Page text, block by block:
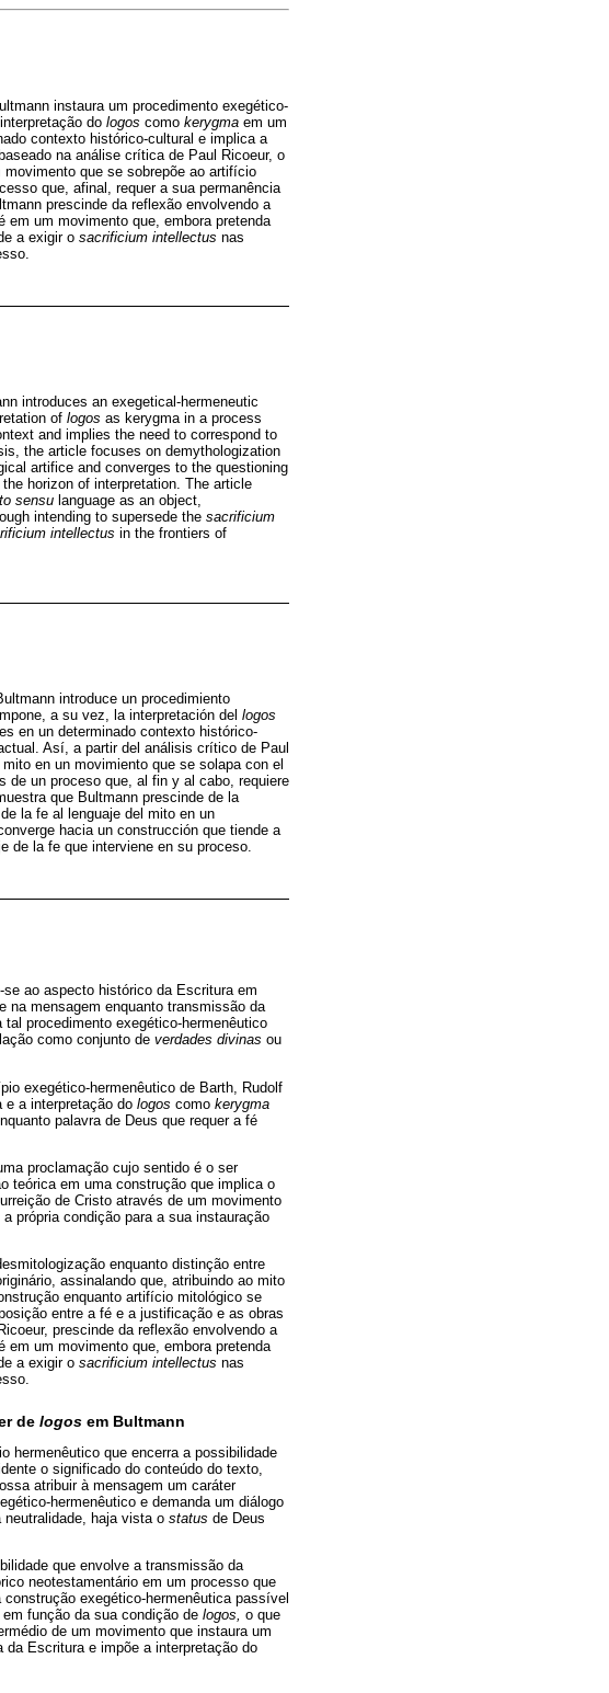
instaura um procedimento exegético-
do logos como kerygma em um
contexto histórico-cultural e implica a
na análise crítica de Paul Ricoeur, o
movimento que se sobrepõe ao artifício
que, afinal, requer a sua permanência
prescinde da reflexão envolvendo a
em um movimento que, embora pretenda
a exigir o sacrificium intellectus nas
introduces an exegetical-hermeneutic
of logos as kerygma in a process
and implies the need to correspond to
the article focuses on demythologization
artifice and converges to the questioning
horizon of interpretation. The article
sensu language as an object,
intending to supersede the sacrificium
intellectus in the frontiers of
introduce un procedimiento
a su vez, la interpretación del logos
en un determinado contexto histórico-
Así, a partir del análisis crítico de Paul
en un movimiento que se solapa con el
de un proceso que, al fin y al cabo, requiere
que Bultmann prescinde de la
la fe al lenguaje del mito en un
hacia un construcción que tiende a
de la fe que interviene en su proceso.
se ao aspecto histórico da Escritura em
na mensagem enquanto transmissão da
procedimento exegético-hermenêutico
como conjunto de verdades divinas ou
exegético-hermenêutico de Barth, Rudolf
a interpretação do logos como kerygma
palavra de Deus que requer a fé
proclamação cujo sentido é o ser
teórica em uma construção que implica o
de Cristo através de um movimento
própria condição para a sua instauração
enquanto distinção entre
assinalando que, atribuindo ao mito
enquanto artifício mitológico se
entre a fé e a justificação e as obras
prescinde da reflexão envolvendo a
em um movimento que, embora pretenda
a exigir o sacrificium intellectus nas
de logos em Bultmann
hermenêutico que encerra a possibilidade
o significado do conteúdo do texto,
atribuir à mensagem um caráter
hermenêutico e demanda um diálogo
haja vista o status de Deus
que envolve a transmissão da
neotestamentário em um processo que
exegético-hermenêutica passível
função da sua condição de logos, o que
de um movimento que instaura um
Escritura e impõe a interpretação do